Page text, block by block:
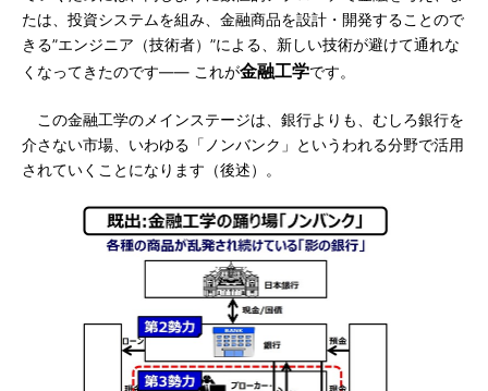
たは、投資システムを組み、金融商品を設計・開発することので
きる”エンジニア（技術者）”による、新しい技術が避けて通れな
くなってきたのです―― これが金融工学です。
この金融工学のメインステージは、銀行よりも、むしろ銀行を
介さない市場、いわゆる「ノンバンク」というわれる分野で活用
されていくことになります（後述）。